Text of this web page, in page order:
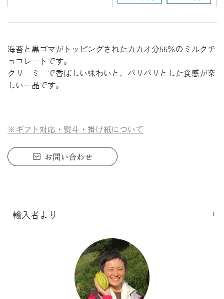
海苔と黒ゴマがトッピングされたカカオ分56％のミルクチ
ョコレートです。
クリーミーで香ばしい味わいと、パリパリとした食感が楽
しい一品です。
※ギフト対応・熨斗・掛け紙について
お問い合わせ
輸入者より